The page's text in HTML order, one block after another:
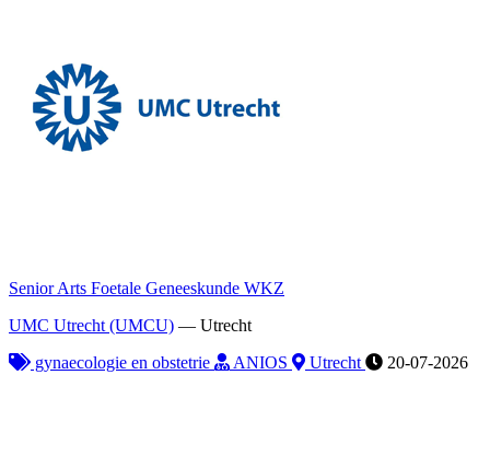
Senior Arts Foetale Geneeskunde WKZ
UMC Utrecht (UMCU) — Utrecht
gynaecologie en obstetrie
ANIOS Utrecht 20-07-2026